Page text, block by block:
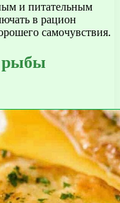
и питательным
в рацион
самочувствия.
рыбы